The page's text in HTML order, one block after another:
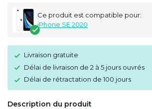
Ce produit est compatible pour:
iPhone SE 2020
Livraison gratuite
Délai de livraison de 2 à 5 jours ouvrés
Délai de rétractation de 100 jours
Description du produit